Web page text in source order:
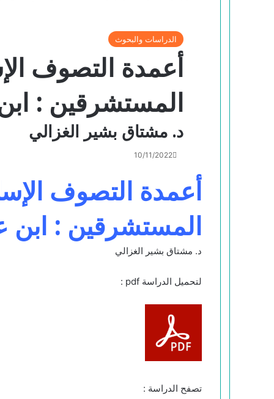
الدراسات والبحوث
أعمدة التصوف
المستشرقين :
د. مشتاق بشير الغزالي
10/11/2022
أعمدة التصوف
المستشرقين : ابن
د. مشتاق بشير الغزالي
لتحميل الدراسة pdf :
تصفح الدراسة :